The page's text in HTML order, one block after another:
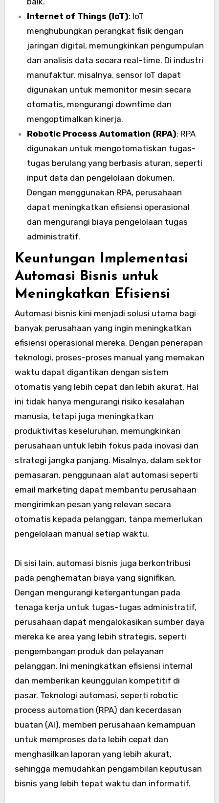
Internet of Things (IoT): IoT
menghubungkan perangkat fisik dengan
jaringan digital, memungkinkan pengumpulan
dan analisis data secara real-time. Di industri
manufaktur, misalnya, sensor IoT dapat
digunakan untuk memonitor mesin secara
otomatis, mengurangi downtime dan
mengoptimalkan kinerja.
Robotic Process Automation (RPA): RPA
digunakan untuk mengotomatiskan tugas-
tugas berulang yang berbasis aturan, seperti
input data dan pengelolaan dokumen.
Dengan menggunakan RPA, perusahaan
dapat meningkatkan efisiensi operasional
dan mengurangi biaya pengelolaan tugas
administratif.
Keuntungan Implementasi
Automasi Bisnis untuk
Meningkatkan Efisiensi
Automasi bisnis kini menjadi solusi utama bagi
banyak perusahaan yang ingin meningkatkan
efisiensi operasional mereka. Dengan penerapan
teknologi, proses-proses manual yang memakan
waktu dapat digantikan dengan sistem
otomatis yang lebih cepat dan lebih akurat. Hal
ini tidak hanya mengurangi risiko kesalahan
manusia, tetapi juga meningkatkan
produktivitas keseluruhan, memungkinkan
perusahaan untuk lebih fokus pada inovasi dan
strategi jangka panjang. Misalnya, dalam sektor
pemasaran, penggunaan alat automasi seperti
email marketing dapat membantu perusahaan
mengirimkan pesan yang relevan secara
otomatis kepada pelanggan, tanpa memerlukan
pengelolaan manual setiap waktu.
Di sisi lain, automasi bisnis juga berkontribusi
pada penghematan biaya yang signifikan.
Dengan mengurangi ketergantungan pada
tenaga kerja untuk tugas-tugas administratif,
perusahaan dapat mengalokasikan sumber daya
mereka ke area yang lebih strategis, seperti
pengembangan produk dan pelayanan
pelanggan. Ini meningkatkan efisiensi internal
dan memberikan keunggulan kompetitif di
pasar. Teknologi automasi, seperti robotic
process automation (RPA) dan kecerdasan
buatan (AI), memberi perusahaan kemampuan
untuk memproses data lebih cepat dan
menghasilkan laporan yang lebih akurat,
sehingga memudahkan pengambilan keputusan
bisnis yang lebih tepat waktu dan informatif.